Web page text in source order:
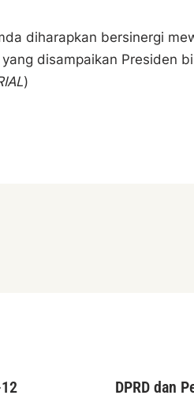
diharapkan bersinergi
disampaikan Presiden
)
DPRD dan